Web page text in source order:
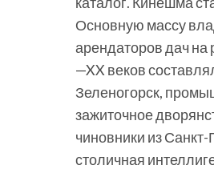
Основную массу
арендаторов дач на
—XX веков
Зеленогорск,
зажиточное
чиновники из Санкт-
столичная